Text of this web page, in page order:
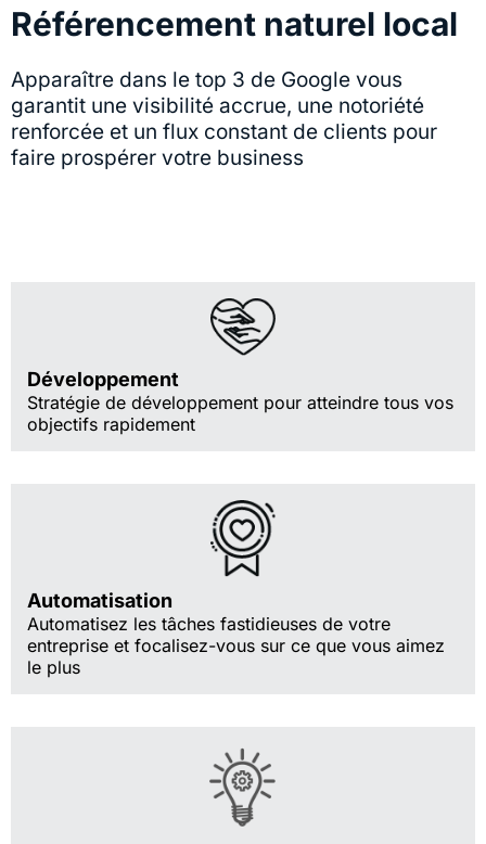
Référencement naturel local
Apparaître dans le top 3 de Google vous
garantit une visibilité accrue, une notoriété
renforcée et un flux constant de clients pour
faire prospérer votre business
Développement
Stratégie de développement pour atteindre tous vos
objectifs rapidement
Automatisation
Automatisez les tâches fastidieuses de votre
entreprise et focalisez-vous sur ce que vous aimez
le plus